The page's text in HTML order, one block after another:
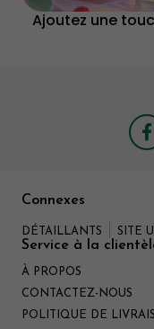
Ajoutez une
Connexes
DÉTAILLANTS SITE
Service à la
À PROPOS
CONTACTEZ-NOUS
POLITIQUE DE